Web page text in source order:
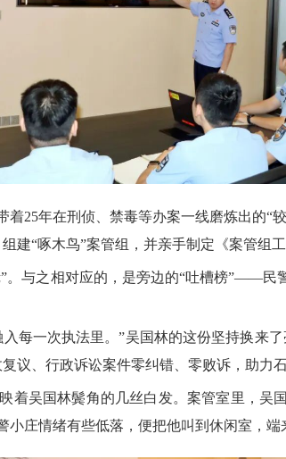
25年在刑侦、禁毒等办案一线磨炼出的“
建“啄木鸟”案管组，并亲手制定《案管组
与之相对应的，是旁边的“吐槽榜”——民
一次执法里。”吴国林的这份坚持换来
议、行政诉讼案件零纠错、零败诉，助力
吴国林鬓角的几丝白发。案管室里，吴
庄情绪有些低落，便把他叫到休闲室，